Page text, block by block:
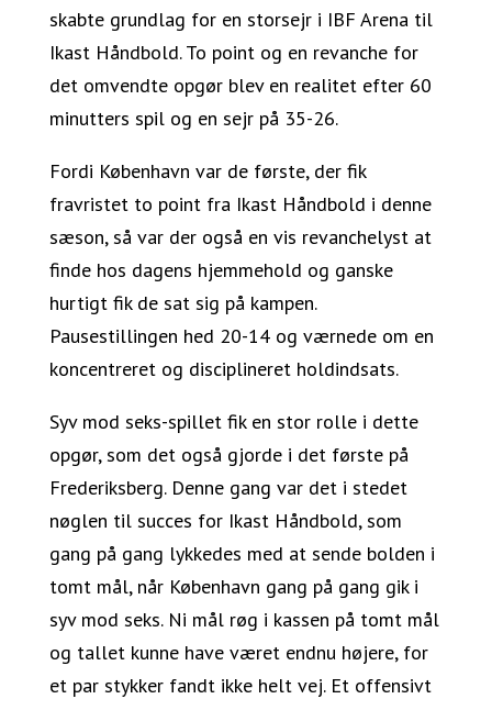
skabte grundlag for en storsejr i IBF Arena til
Ikast Håndbold. To point og en revanche for
det omvendte opgør blev en realitet efter 60
minutters spil og en sejr på 35-26.
Fordi København var de første, der fik
fravristet to point fra Ikast Håndbold i denne
sæson, så var der også en vis revanchelyst at
finde hos dagens hjemmehold og ganske
hurtigt fik de sat sig på kampen.
Pausestillingen hed 20-14 og værnede om en
koncentreret og disciplineret holdindsats.
Syv mod seks-spillet fik en stor rolle i dette
opgør, som det også gjorde i det første på
Frederiksberg. Denne gang var det i stedet
nøglen til succes for Ikast Håndbold, som
gang på gang lykkedes med at sende bolden i
tomt mål, når København gang på gang gik i
syv mod seks. Ni mål røg i kassen på tomt mål
og tallet kunne have været endnu højere, for
et par stykker fandt ikke helt vej. Et offensivt